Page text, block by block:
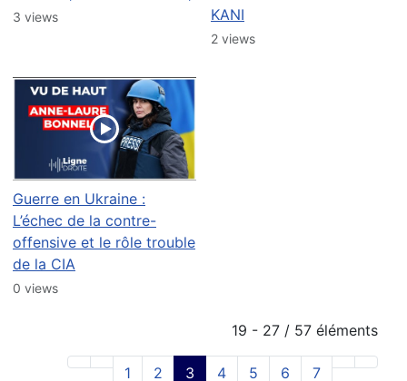
3 views
KANI
2 views
Guerre en Ukraine :
L’échec de la contre-
offensive et le rôle trouble
de la CIA
0 views
19 - 27 / 57 éléments
1 2 3 4 5 6 7